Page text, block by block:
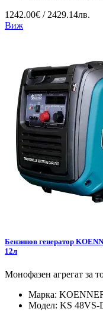
1242.00€ / 2429.14лв.
Виж
Бензинов генератор
12л
Монофазен агрегат за
Марка:
Модел: KS 48VS-